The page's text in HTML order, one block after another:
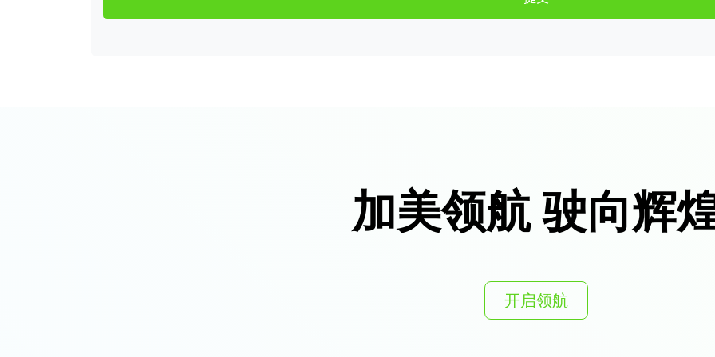
加美领航 驶向辉
开启领航